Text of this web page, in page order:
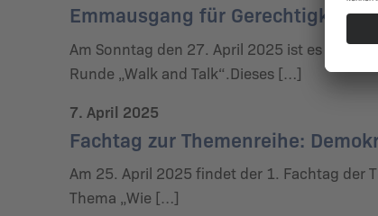
Emmausgang für Gerechtigkeit,
Am Sonntag den 27. April 2025 ist es
Runde „Walk and Talk“.Dieses […]
7. April 2025
Fachtag zur Themenreihe:
Am 25. April 2025 findet der 1. Fachtag der
Thema „Wie […]